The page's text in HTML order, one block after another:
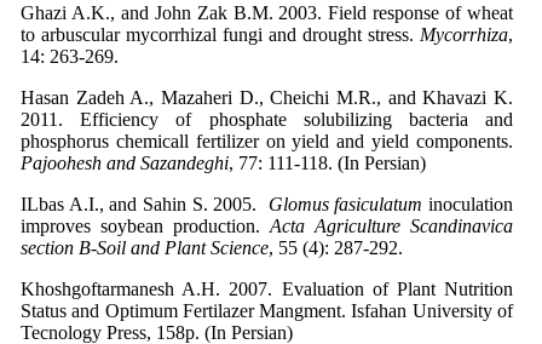
Ghazi A.K., and John Zak B.M. 2003. Field response of wheat
to arbuscular mycorrhizal fungi and drought stress. Mycorrhiza,
14: 263-269.
Hasan Zadeh A., Mazaheri D., Cheichi M.R., and Khavazi K.
2011. Efficiency of phosphate solubilizing bacteria and
phosphorus chemicall fertilizer on yield and yield components.
Pajoohesh and Sazandeghi, 77: 111-118. (In Persian)
ILbas A.I., and Sahin S. 2005. Glomus fasiculatuminoculation
improves soybean production. Acta Agriculture Scandinavica
section B-Soil and Plant Science, 55 (4): 287-292.
Khoshgoftarmanesh A.H. 2007. Evaluation of Plant Nutrition
Status and Optimum Fertilazer Mangment. Isfahan University of
Tecnology Press, 158p. (In Persian)